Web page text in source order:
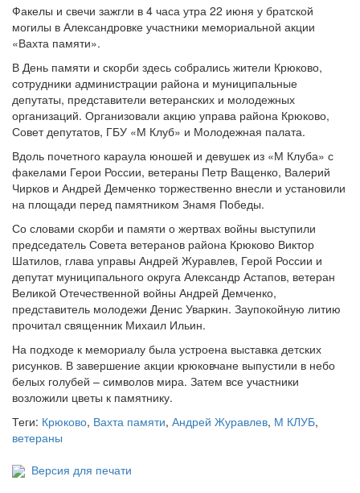
Факелы и свечи зажгли в 4 часа утра 22 июня у братской
могилы в Александровке участники мемориальной акции
«Вахта памяти».
В День памяти и скорби здесь собрались жители Крюково,
сотрудники администрации района и муниципальные
депутаты, представители ветеранских и молодежных
организаций. Организовали акцию управа района Крюково,
Совет депутатов, ГБУ «М Клуб» и Молодежная палата.
Вдоль почетного караула юношей и девушек из «М Клуба» с
факелами Герои России, ветераны Петр Ващенко, Валерий
Чирков и Андрей Демченко торжественно внесли и установили
на площади перед памятником Знамя Победы.
Со словами скорби и памяти о жертвах войны выступили
председатель Совета ветеранов района Крюково Виктор
Шатилов, глава управы Андрей Журавлев, Герой России и
депутат муниципального округа Александр Астапов, ветеран
Великой Отечественной войны Андрей Демченко,
представитель молодежи Денис Уваркин. Заупокойную литию
прочитал священник Михаил Ильин.
На подходе к мемориалу была устроена выставка детских
рисунков. В завершение акции крюковчане выпустили в небо
белых голубей – символов мира. Затем все участники
возложили цветы к памятнику.
Теги: Крюково, Вахта памяти, Андрей Журавлев, М КЛУБ,
ветераны
Версия для печати